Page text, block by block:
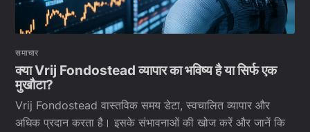
समाचार
क्या Vrij Fondostead व्यापार का भविष्य है या सिर्फ एक
मुखौटा?
Vrij Fondostead वास्तविक समय डेटा, स्वचालित व्यापार और
अधिक प्रदान करता है। इसके संभावनाओं की खोज करें और जानें कि